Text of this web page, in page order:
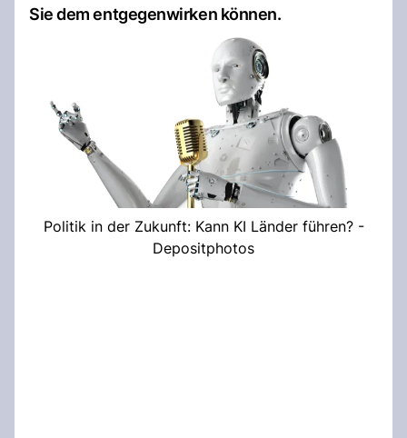
Sie dem entgegenwirken können.
Politik in der Zukunft: Kann KI Länder führen? -
Depositphotos